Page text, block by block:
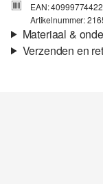
EAN:
Artikelnummer:
Materiaal &
Verzenden en